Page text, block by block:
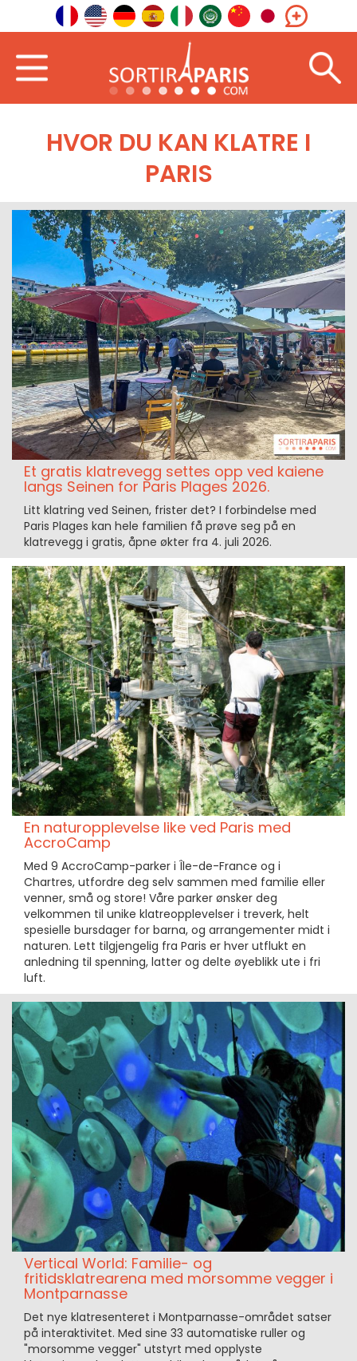
HVOR DU KAN KLATRE I
PARIS
Et gratis klatrevegg settes opp ved kaiene
langs Seinen for Paris Plages 2026.
Litt klatring ved Seinen, frister det? I forbindelse med
Paris Plages kan hele familien få prøve seg på en
klatrevegg i gratis, åpne økter fra 4. juli 2026.
En naturopplevelse like ved Paris med
AccroCamp
Med 9 AccroCamp-parker i Île-de-France og i
Chartres, utfordre deg selv sammen med familie eller
venner, små og store! Våre parker ønsker deg
velkommen til unike klatreopplevelser i treverk, helt
spesielle bursdager for barna, og arrangementer midt i
naturen. Lett tilgjengelig fra Paris er hver utflukt en
anledning til spenning, latter og delte øyeblikk ute i fri
luft.
Vertical World: Familie- og
fritidsklatrearena med morsomme vegger i
Montparnasse
Det nye klatresenteret i Montparnasse-området satser
på interaktivitet. Med sine 33 automatiske ruller og
"morsomme vegger" utstyrt med opplyste